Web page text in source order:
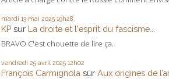
mardi 13 mai 2025 19h28
KP sur La droite et l'esprit du fascisme...
BRAVO C'est chouette de lire ça.
vendredi 25 avril 2025 12h02
François Carmignola sur Aux origines de